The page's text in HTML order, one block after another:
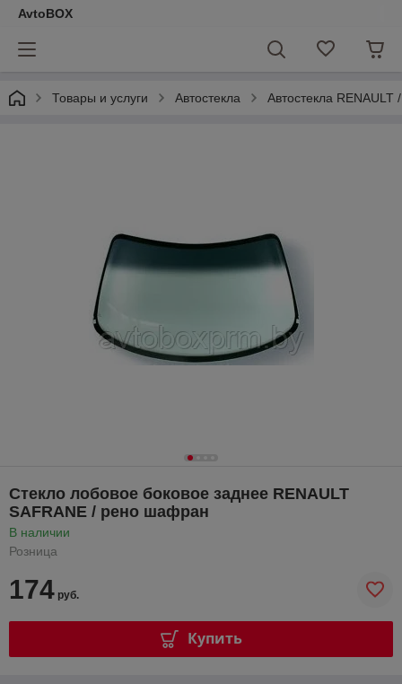
AvtoBOX
Товары и услуги Автостекла Автостекла
Стекло лобовое боковое заднее RENAULT
SAFRANE / рено шафран
В наличии
Розница
174 руб.
Купить